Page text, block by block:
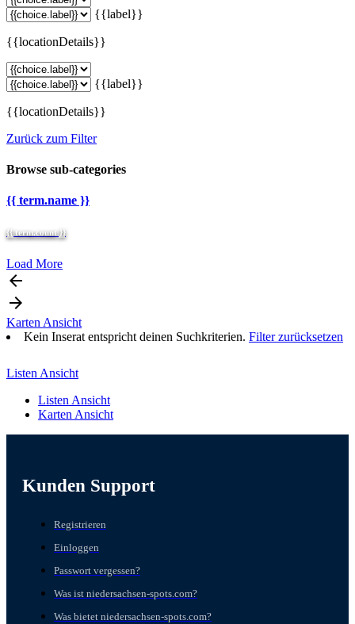
{{label}}
{{locationDetails}}
{{label}}
{{locationDetails}}
Zurück zum Filter
Browse sub-categories
{{ term.name }}
{{ term.count }}
Load More
arrow_backward
arrow_forward
Karten Ansicht
Kein Inserat entspricht deinen Suchkriterien. Filter zurücksetzen
Listen Ansicht
Listen Ansicht
Karten Ansicht
Kunden Support
Registrieren
Einloggen
Passwort vergessen?
Was ist niedersachsen-spots.com?
Was bietet niedersachsen-spots.com?